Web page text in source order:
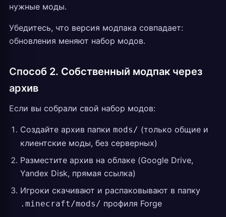
нужные моды.
Убедитесь, что версия модпака совпадает:
обновления меняют набор модов.
Способ 2. Собственный модпак через
архив
Если вы собрали свой набор модов:
Создайте архив папки mods/ (только общие и
клиентские моды, без серверных)
Разместите архив на облаке (Google Drive,
Yandex Disk, прямая ссылка)
Игроки скачивают и распаковывают в папку
.minecraft/mods/ профиля Forge